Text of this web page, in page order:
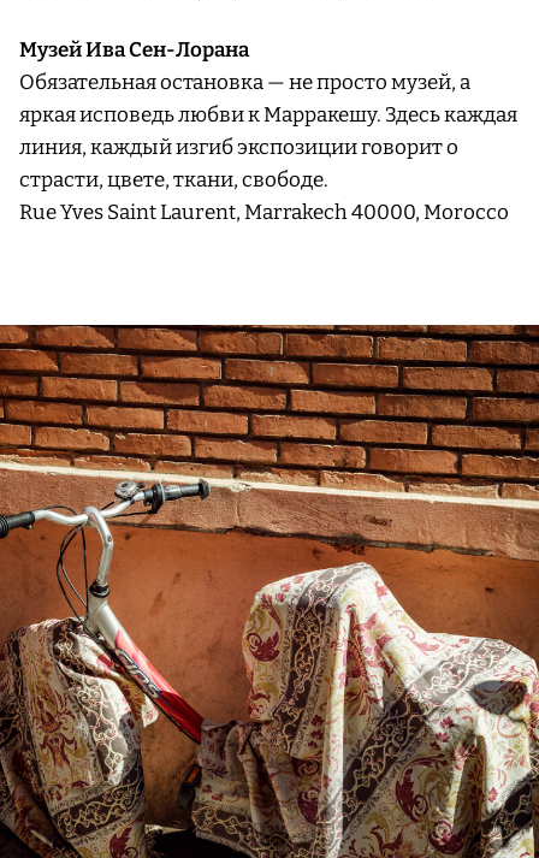
Музей Ива Сен-Лорана
Обязательная остановка — не просто музей, а
яркая исповедь любви к Марракешу. Здесь каждая
линия, каждый изгиб экспозиции говорит о
страсти, цвете, ткани, свободе.
Rue Yves Saint Laurent, Marrakech 40000, Morocco